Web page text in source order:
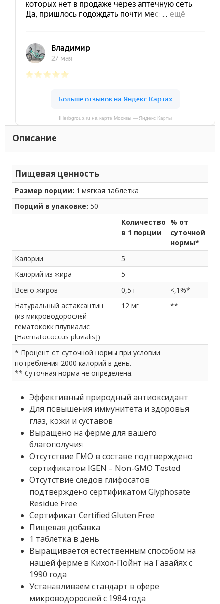
IHerbgroup.ru на карте Москвы — Яндекс Карты
Описание
Пищевая ценность
Размер порции: 1 мягкая таблетка
Порций в упаковке: 50
Количество
в 1 порции
% от
суточной
нормы*
Калории
5
Калорий из жира
5
Всего жиров
0,5 г
<,1%*
Натуральный астаксантин
(из микроводорослей
гематококк плувиалис
[Haematococcus pluvialis])
12 мг **
* Процент от суточной нормы при условии
потребления 2000 калорий в день.
** Суточная норма не определена.
Эффективный природный антиоксидант
Для повышения иммунитета и здоровья
глаз, кожи и суставов
Выращено на ферме для вашего
благополучия
Отсутствие ГМО в составе подтверждено
сертификатом IGEN – Non-GMO Tested
Отсутствие следов глифосатов
подтверждено сертификатом Glyphosate
Residue Free
Сертификат Certified Gluten Free
Пищевая добавка
1 таблетка в день
Выращивается естественным способом на
нашей ферме в Кихол-Пойнт на Гавайях с
1990 года
Устанавливаем стандарт в сфере
микроводорослей с 1984 года